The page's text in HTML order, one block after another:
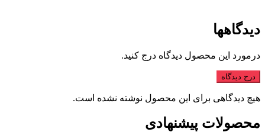
دیدگاهها
درمورد این محصول دیدگاه درج کنید.
درج دیدگاه
هیچ دیدگاهی برای این محصول نوشته نشده است.
محصولات پیشنهادی